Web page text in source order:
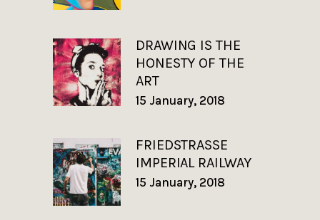
DRAWING IS THE
HONESTY OF THE
ART
15 January, 2018
FRIEDSTRASSE
IMPERIAL RAILWAY
15 January, 2018